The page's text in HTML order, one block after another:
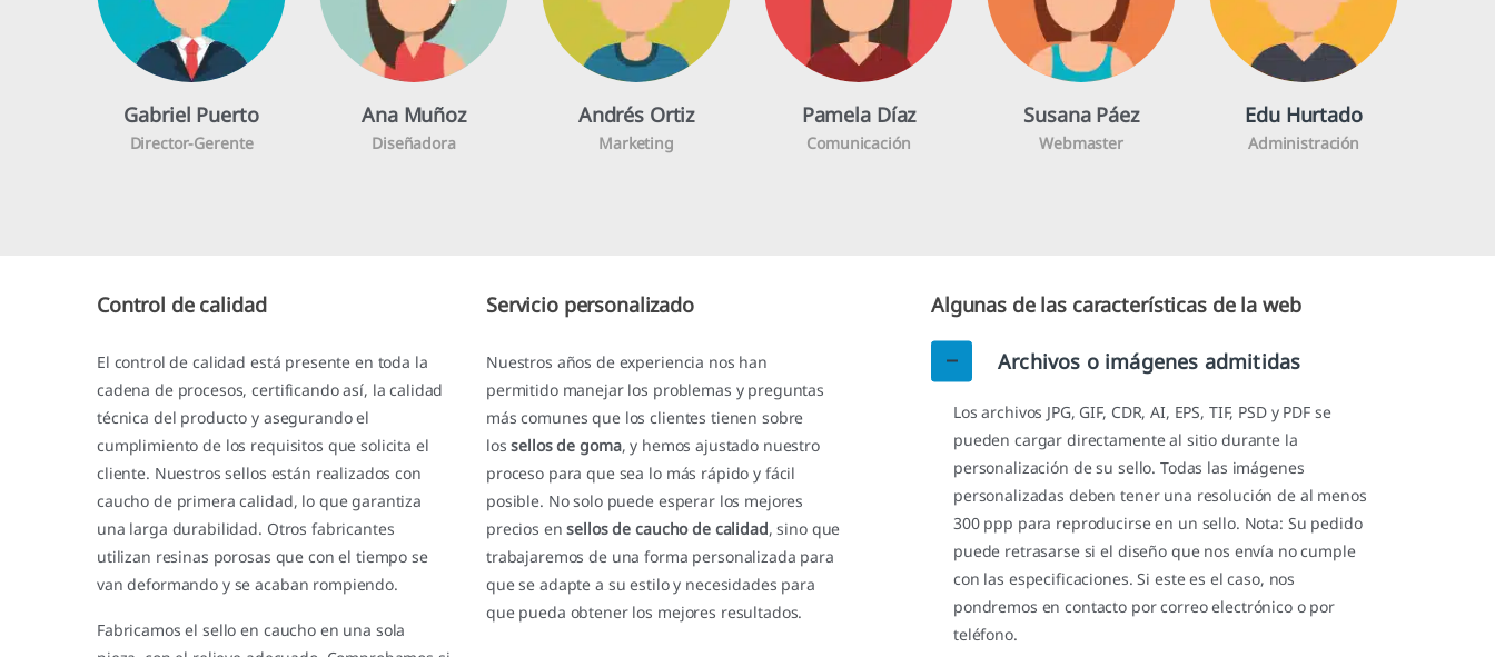
Gabriel Puerto
Director-Gerente
Ana Muñoz
Diseñadora
Andrés Ortiz
Marketing
Pamela Díaz
Comunicación
Susana Páez
Webmaster
Edu Hurtado
Administración
Control de calidad
El control de calidad está presente en toda la
cadena de procesos, certificando así, la calidad
técnica del producto y asegurando el
cumplimiento de los requisitos que solicita el
cliente. Nuestros sellos están realizados con
caucho de primera calidad, lo que garantiza
una larga durabilidad. Otros fabricantes
utilizan resinas porosas que con el tiempo se
van deformando y se acaban rompiendo.
Fabricamos el sello en caucho en una sola
Servicio personalizado
Nuestros años de experiencia nos han
permitido manejar los problemas y preguntas
más comunes que los clientes tienen sobre
lossellos de goma, y ​​hemos ajustado nuestro
proceso para que sea lo más rápido y fácil
posible. No solo puede esperar los mejores
precios ensellos de caucho de calidad, sino que
trabajaremos de una forma personalizada para
que se adapte a su estilo y necesidades para
que pueda obtener los mejores resultados.
Algunas de las características de la web
Archivos o imágenes admitidas
Los archivos JPG, GIF, CDR, AI, EPS, TIF, PSD y PDF se
pueden cargar directamente al sitio durante la
personalización de su sello. Todas las imágenes
personalizadas deben tener una resolución de al menos
300 ppp para reproducirse en un sello. Nota: Su pedido
puede retrasarse si el diseño que nos envía no cumple
con las especificaciones. Si este es el caso, nos
pondremos en contacto por correo electrónico o por
teléfono.